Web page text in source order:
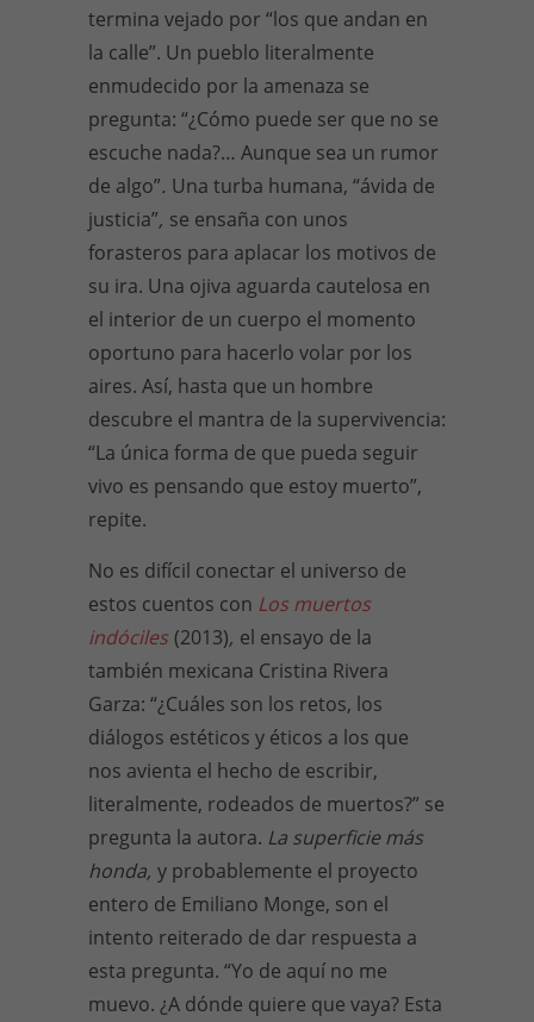
termina vejado por “los que andan en
la calle”. Un pueblo literalmente
enmudecido por la amenaza se
pregunta: “¿Cómo puede ser que no se
escuche nada?… Aunque sea un rumor
de algo”. Una turba humana, “ávida de
justicia”, se ensaña con unos
forasteros para aplacar los motivos de
su ira. Una ojiva aguarda cautelosa en
el interior de un cuerpo el momento
oportuno para hacerlo volar por los
aires. Así, hasta que un hombre
descubre el mantra de la supervivencia:
“La única forma de que pueda seguir
vivo es pensando que estoy muerto”,
repite.
No es difícil conectar el universo de
estos cuentos con Los muertos
indóciles (2013), el ensayo de la
también mexicana Cristina Rivera
Garza: “¿Cuáles son los retos, los
diálogos estéticos y éticos a los que
nos avienta el hecho de escribir,
literalmente, rodeados de muertos?” se
pregunta la autora. La superficie más
honda, y probablemente el proyecto
entero de Emiliano Monge, son el
intento reiterado de dar respuesta a
esta pregunta. “Yo de aquí no me
muevo. ¿A dónde quiere que vaya? Esta